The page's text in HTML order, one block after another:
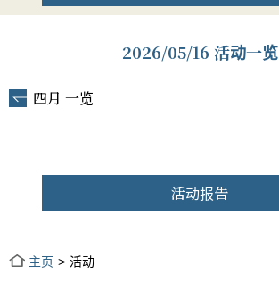
2026/05/16 活动一览
四月 一览
活动报告
主页 活动